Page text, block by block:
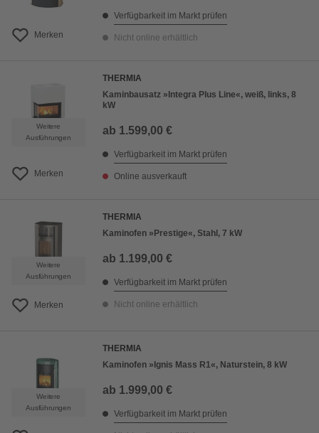
Merken
Verfügbarkeit im Markt prüfen
Nicht online erhältlich
Weitere
Ausführungen
Merken
THERMIA
Kaminbausatz »Integra Plus Line«, weiß, links, 8
kW
ab 1.599,00 €
Verfügbarkeit im Markt prüfen
Online ausverkauft
Weitere
Ausführungen
Merken
THERMIA
Kaminofen »Prestige«, Stahl, 7 kW
ab 1.199,00 €
Verfügbarkeit im Markt prüfen
Nicht online erhältlich
Weitere
Ausführungen
THERMIA
Kaminofen »Ignis Mass R1«, Naturstein, 8 kW
ab 1.999,00 €
Verfügbarkeit im Markt prüfen